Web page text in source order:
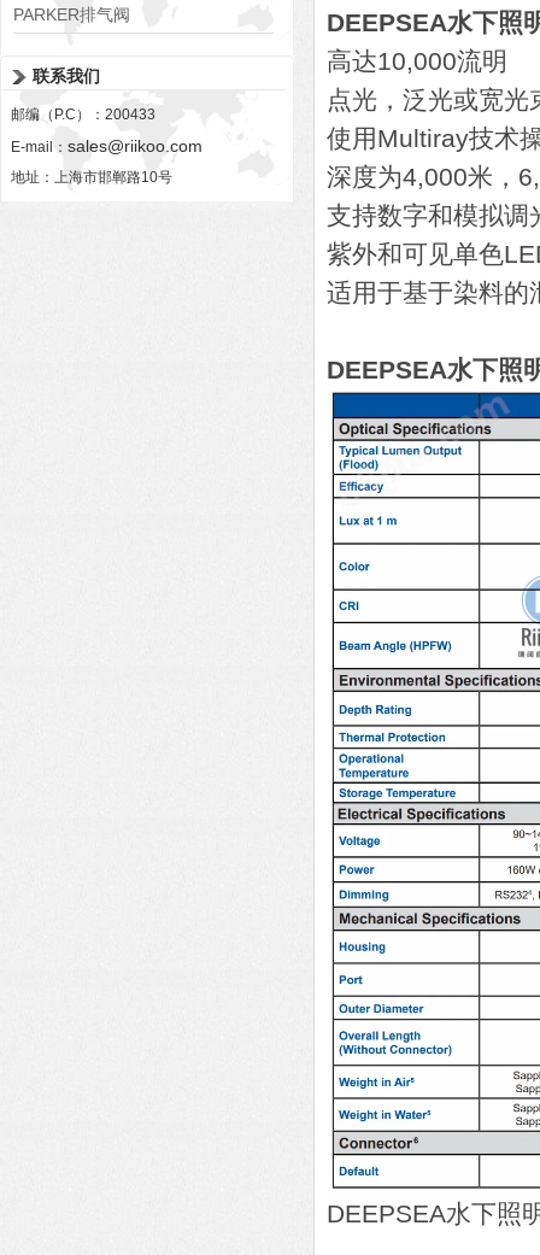
PARKER排气阀
联系我们
邮编（P.C）：200433
E-mail： sales@riikoo.com
地址：上海市邯郸路10号
DEEPSEA水下照
高达10,000流明
点光，泛光或宽光
使用Multiray技术
深度为4,000米，
支持数字和模拟调
紫外和可见单色
适用于基于染料的
DEEPSEA水下照
DEEPSEA水下照